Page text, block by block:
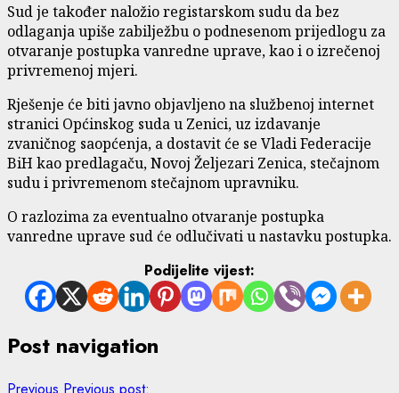
Sud je također naložio registarskom sudu da bez
odlaganja upiše zabilježbu o podnesenom prijedlogu za
otvaranje postupka vanredne uprave, kao i o izrečenoj
privremenoj mjeri.
Rješenje će biti javno objavljeno na službenoj internet
stranici Općinskog suda u Zenici, uz izdavanje
zvaničnog saopćenja, a dostavit će se Vladi Federacije
BiH kao predlagaču, Novoj Željezari Zenica, stečajnom
sudu i privremenom stečajnom upravniku.
O razlozima za eventualno otvaranje postupka
vanredne uprave sud će odlučivati u nastavku postupka.
Podijelite vijest:
Post navigation
Previous Previous post: